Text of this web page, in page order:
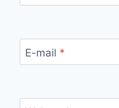
E-mail *